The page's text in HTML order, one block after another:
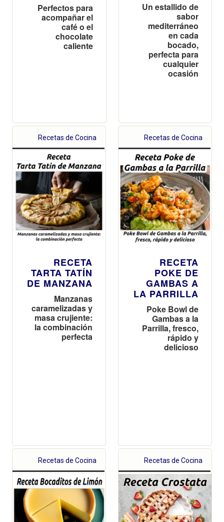
Perfectos para
acompañar el
café o el
chocolate
caliente
Un estallido de
sabor
mediterráneo
en cada
bocado,
perfecta para
cualquier
ocasión
Recetas de Cocina
RECETA
TARTA TATÍN
DE MANZANA
Manzanas
caramelizadas y
masa crujiente:
la combinación
perfecta
Recetas de Cocina
RECETA
POKE DE
GAMBAS A
LA PARRILLA
Poke Bowl de
Gambas a la
Parrilla, fresco,
rápido y
delicioso
Recetas de Cocina Recetas de Cocina